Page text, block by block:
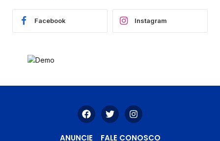
Facebook Instagram
ANUNCIE FALE CONOSCO